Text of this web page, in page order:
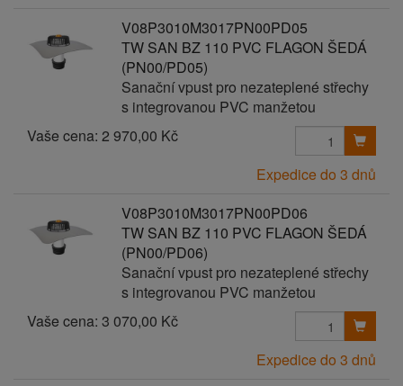
V08P3010M3017PN00PD05
TW SAN BZ 110 PVC FLAGON ŠEDÁ
(PN00/PD05)
Sanační vpust pro nezateplené střechy
s integrovanou PVC manžetou
Vaše cena: 2 970,00 Kč
Expedice do 3 dnů
V08P3010M3017PN00PD06
TW SAN BZ 110 PVC FLAGON ŠEDÁ
(PN00/PD06)
Sanační vpust pro nezateplené střechy
s integrovanou PVC manžetou
Vaše cena: 3 070,00 Kč
Expedice do 3 dnů